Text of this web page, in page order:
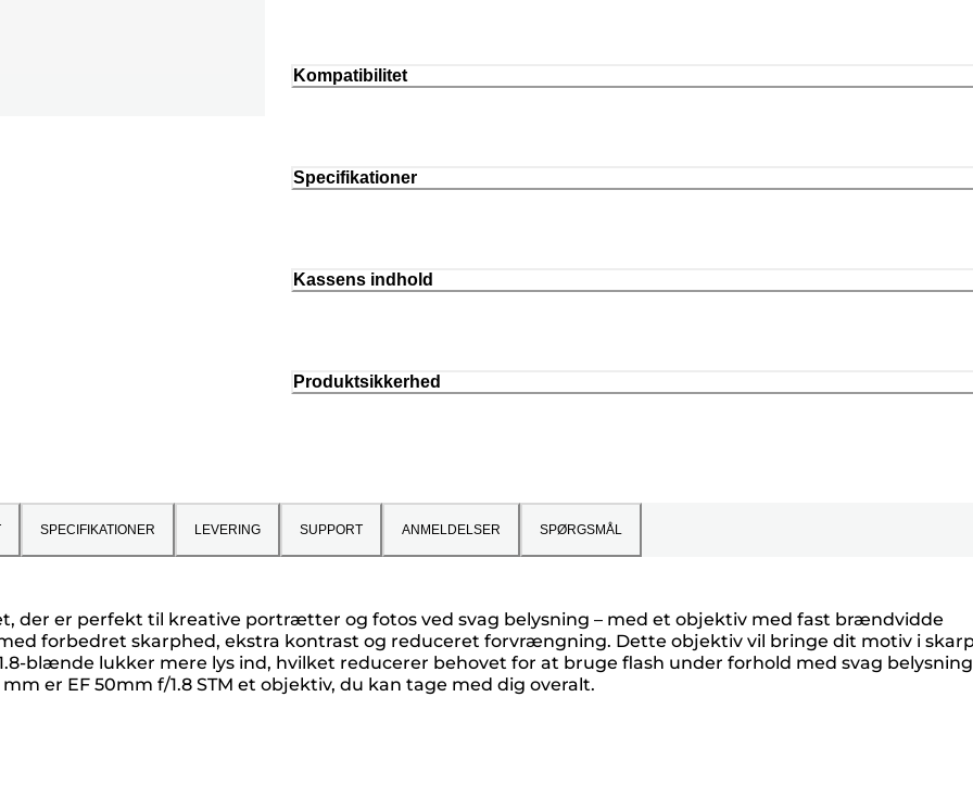
Kompatibilitet
Specifikationer
Kassens indhold
Produktsikkerhed
SPECIFIKATIONER LEVERING SUPPORT ANMELDELSER SPØRGSMÅL
der er perfekt til kreative portrætter og fotos ved svag belysning – med et objektiv med fast brændvidde
forbedret skarphed, ekstra kontrast og reduceret forvrængning. Dette objektiv vil bringe dit motiv i
blænde lukker mere lys ind, hvilket reducerer behovet for at bruge flash under forhold med svag
er EF 50mm f/1.8 STM et objektiv, du kan tage med dig overalt.